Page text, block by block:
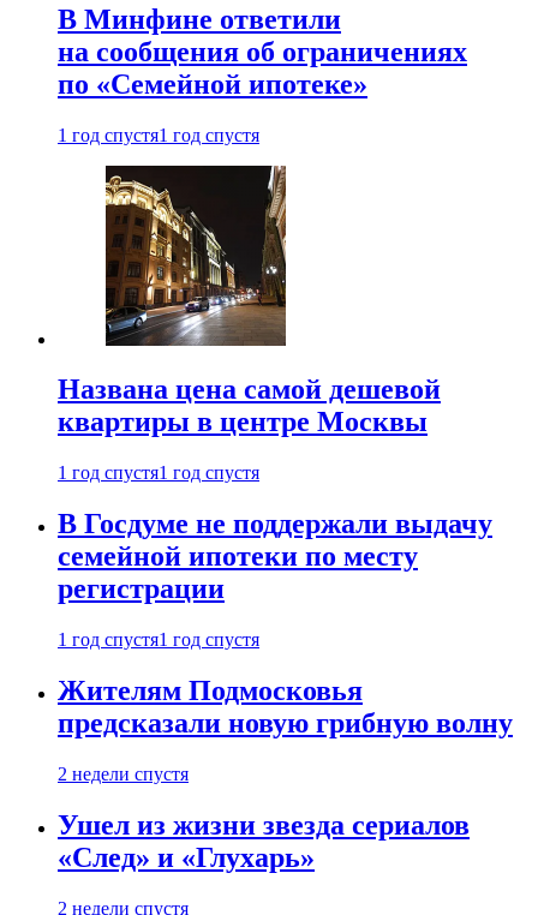
В Минфине ответили
на сообщения об ограничениях
по «Семейной ипотеке»
1 год спустя1 год спустя
Названа цена самой дешевой
квартиры в центре Москвы
1 год спустя1 год спустя
В Госдуме не поддержали выдачу
семейной ипотеки по месту
регистрации
1 год спустя1 год спустя
Жителям Подмосковья
предсказали новую грибную волну
2 недели спустя
Ушел из жизни звезда сериалов
«След» и «Глухарь»
2 недели спустя